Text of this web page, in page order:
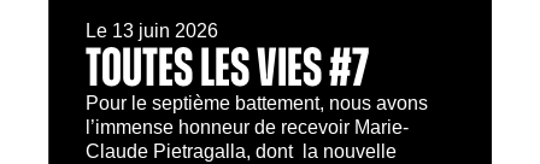
Le 13 juin 2026
TOUTES LES VIES #7
Pour le septième battement, nous avons
l’immense honneur de recevoir Marie-
Claude Pietragalla, dont la nouvelle